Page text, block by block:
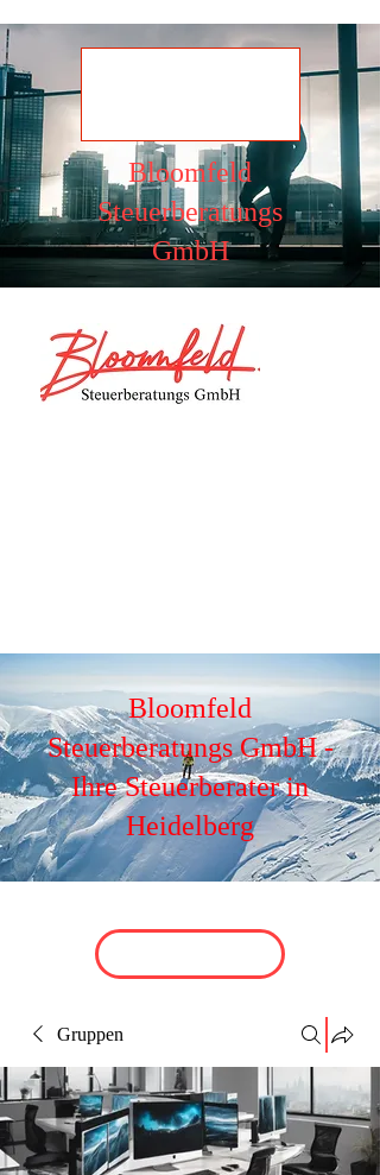
Bloomfeld
Steuerberatungs
GmbH
Bloomfeld
Steuerberatungs GmbH -
Ihre Steuerberater in
Heidelberg
Gruppen